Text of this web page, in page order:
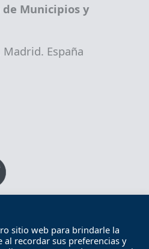
de Municipios y
España
Accesibilidad
sitio web para brindarle la
al recordar sus preferencias y